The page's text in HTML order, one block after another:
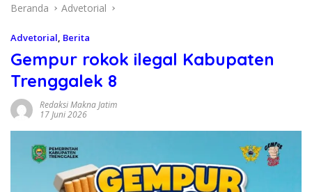
Beranda Advetorial
Advetorial Berita
Gempur rokok ilegal Kabupaten
Trenggalek 8
Redaksi Makna Jatim
17 Juni 2026